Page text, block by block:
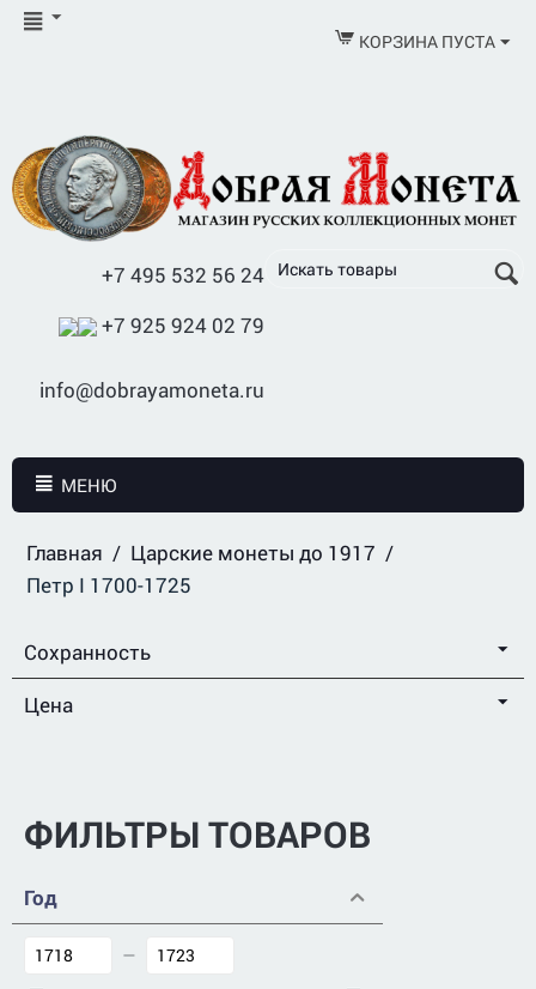
КОРЗИНА ПУСТА
+7 495 532 56 24
+7 925 924 02 79
info@dobrayamoneta.ru
МЕНЮ
Главная / Царские монеты до 1917 /
Петр I 1700-1725
Сохранность
Цена
ФИЛЬТРЫ ТОВАРОВ
Год
–